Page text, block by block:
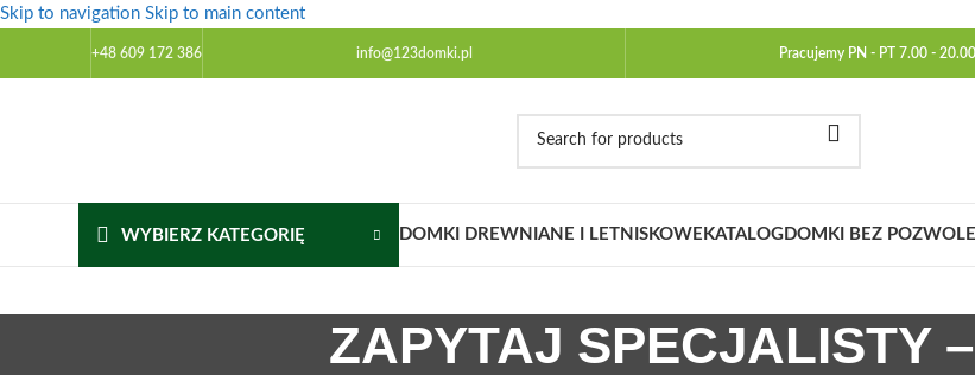
Skip to navigation Skip to main content
+48 609 172 386 info@123domki.pl Pracujemy PN - PT 7.00 -
WYBIERZ KATEGORIĘ DOMKI DREWNIANE I LETNISKOWE KATALOG DOMKI BEZ
ZAPYTAJ SPECJALISTY